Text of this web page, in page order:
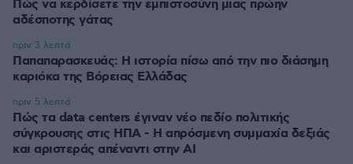
Πώς να κερδίσετε την εμπιστοσύνη μιας πρώην
αδέσποτης γάτας
Παπαπαρασκευάς: Η ιστορία πίσω από την πιο διάσημη
καριόκα της Βόρειας Ελλάδας
πριν 3 λεπτά
Πώς τα data centers έγιναν νέο πεδίο πολιτικής
σύγκρουσης στις ΗΠΑ - Η απρόσμενη συμμαχία δεξιάς
και αριστεράς απέναντι στην AI
πριν 5 λεπτά